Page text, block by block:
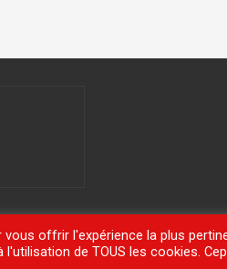
par Themeisle
offrir l'expérience la plus
de TOUS les cookies.